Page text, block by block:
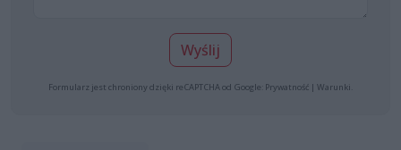
Wyślij
Formularz jest chroniony dzięki reCAPTCHA od Google: Prywatność | Warunki